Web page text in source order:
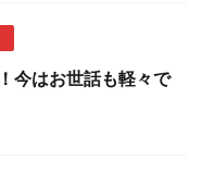
今はお世話も軽々で